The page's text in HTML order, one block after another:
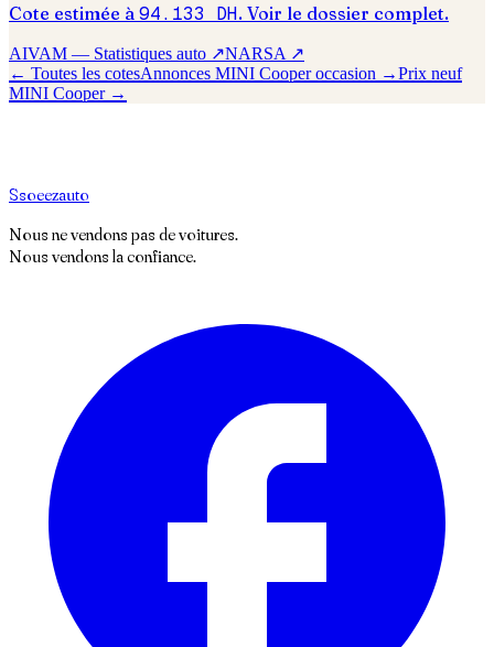
Cote estimée à 94.133 DH. Voir le dossier complet.
AIVAM — Statistiques auto ↗NARSA ↗
← Toutes les cotesAnnonces MINI Cooperoccasion →Prix neuf
MINI Cooper→
Ssoeezauto
Nous ne vendons pas de voitures.
Nous vendons la confiance.